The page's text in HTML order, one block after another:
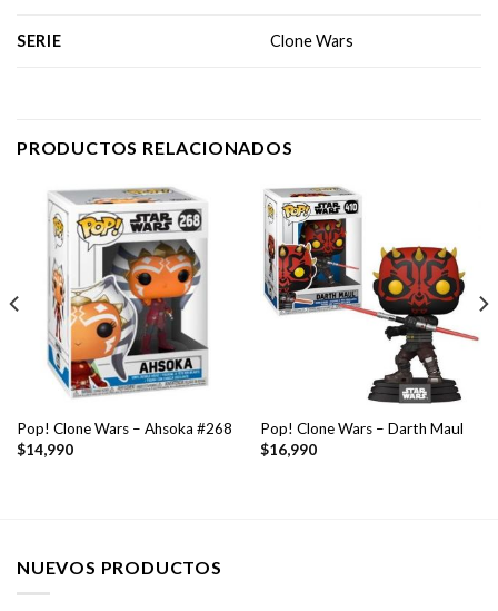
SERIE Clone Wars
PRODUCTOS RELACIONADOS
Pop! Clone Wars – Ahsoka #268
$14,990
Pop! Clone Wars – Darth Maul
$16,990
NUEVOS PRODUCTOS